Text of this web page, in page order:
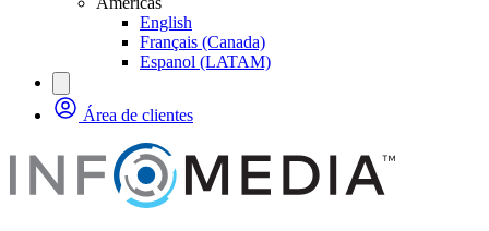
English
Français (Canada)
Espanol (LATAM)
Área de clientes